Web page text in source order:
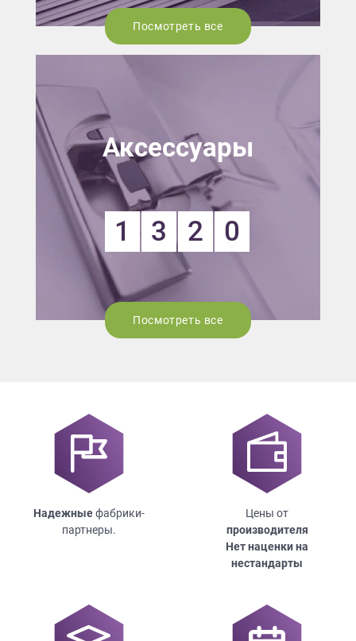
Посмотреть все
Аксессуары
1 3 2 0
Посмотреть все
Надежныефабрики-
партнеры.
Цены от
производителя
Нет наценки на
нестандарты